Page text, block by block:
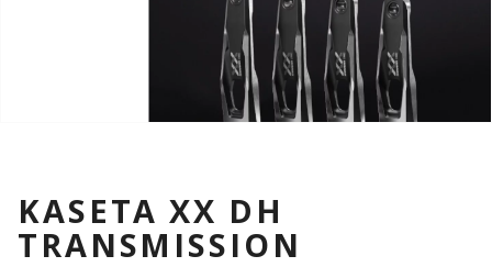
KASETA XX DH
TRANSMISSION